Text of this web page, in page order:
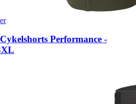
Performance -